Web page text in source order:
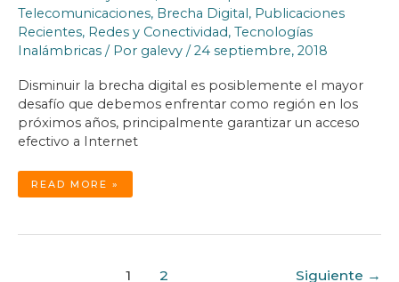
Telecomunicaciones, Brecha Digital, Publicaciones
Recientes, Redes y Conectividad, Tecnologías
Inalámbricas / Por galevy /24 septiembre, 2018
Disminuir la brecha digital es posiblemente el mayor
desafío que debemos enfrentar como región en los
próximos años, principalmente garantizar un acceso
efectivo a Internet
LAS
WISP
DISMINUYEN
READ MORE »
1 2 Siguiente →